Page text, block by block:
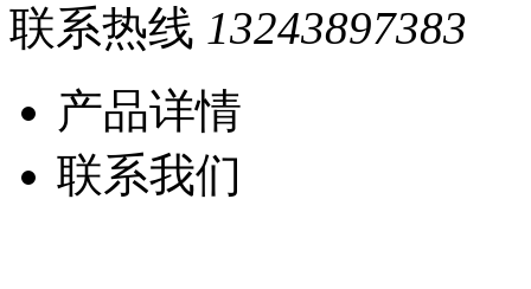
联系热线 13243897383
产品详情
联系我们